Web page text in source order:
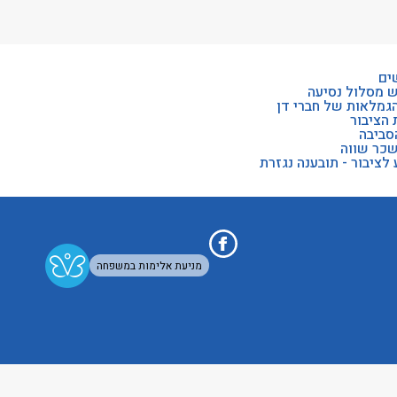
מסלול נסיעה
של חברי דן
הציבור
שווה
לציבור - תובענה נגזרת
מניעת אלימות במשפחה